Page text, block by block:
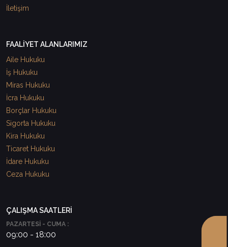
İletişim
FAALİYET ALANLARIMIZ
Aile Hukuku
İş Hukuku
Miras Hukuku
İcra Hukuku
Borçlar Hukuku
Sigorta Hukuku
Kira Hukuku
Ticaret Hukuku
İdare Hukuku
Ceza Hukuku
ÇALIŞMA SAATLERİ
PAZARTESİ - CUMA :
09:00 - 18:00